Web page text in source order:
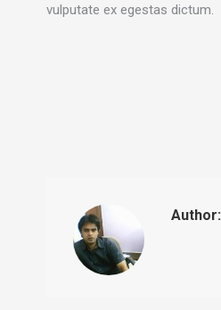
vulputate ex egestas dictum.
Author: